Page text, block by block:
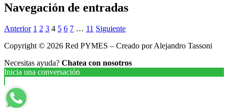
Navegación de entradas
Anterior 1 2 3 4 5 6 7 … 11 Siguiente
Copyright © 2026 Red PYMES – Creado por Alejandro Tassoni
Necesitas ayuda? Chatea con nosotros
Inicia una conversación